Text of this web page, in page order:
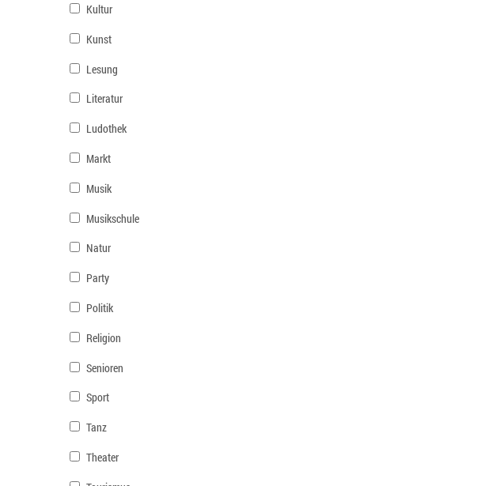
Kultur
Kunst
Lesung
Literatur
Ludothek
Markt
Musik
Musikschule
Natur
Party
Politik
Religion
Senioren
Sport
Tanz
Theater